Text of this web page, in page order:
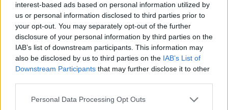
interest-based ads based on personal information utilized by
us or personal information disclosed to third parties prior to
your opt-out. You may separately opt-out of the further
disclosure of your personal information by third parties on the
IAB’s list of downstream participants. This information may
also be disclosed by us to third parties on the IAB’s List of
Downstream Participants that may further disclose it to other
Personal Data Processing Opt Outs
Eladó adatai
Eladó:Aukcio.net - Mike
Portobello Aukciósház
Cím: Vízkeleti Lívia
Mipo Kft
Budapest
+36703805044